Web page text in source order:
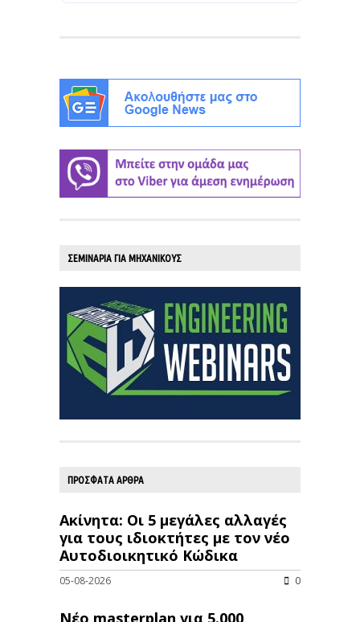
ΣΕΜΙΝΑΡΙΑ ΓΙΑ ΜΗΧΑΝΙΚΟΥΣ
ΠΡΟΣΦΑΤΑ ΑΡΘΡΑ
Ακίνητα: Οι 5 μεγάλες αλλαγές
για τους ιδιοκτήτες με τον νέο
Αυτοδιοικητικό Κώδικα
05-08-2026 0